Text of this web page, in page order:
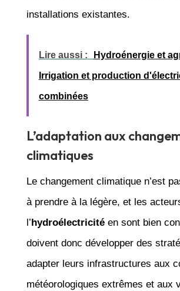
installations existantes.
Lire aussi : Hydroénergie et
Irrigation et production
combinées
L’adaptation aux
climatiques
Le changement climatique n’est
à prendre à la légère, et les
l’hydroélectricitéen sont bien
doivent donc développer des
adapter leurs infrastructures aux
météorologiques extrêmes et aux